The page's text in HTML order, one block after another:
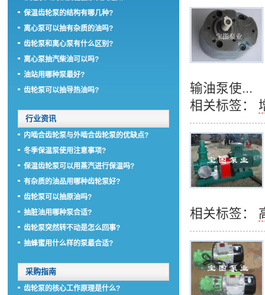
输油泵使...
相关标签：
相关标签：
保温齿轮泵的结构有哪几种?
离心泵可以抽有杂质的油吗?
齿轮泵和离心泵有什么区别?
离心泵抽汽柴油可以吗?
油站用哪种泵最好?
齿轮泵可以抽导热油吗?
行业资讯
内啮合齿轮泵与外啮合齿轮泵的优缺点?
冬季保温泵使用注意事项?
保温齿轮泵可以用蒸汽进行保温吗?
有杂质的油品用哪种齿轮泵好?
齿轮泵可以抽原油吗?
抽脏油用哪种泵合适?
齿轮泵突然转不动是怎么回事?
抽蜂蜜用什么样的泵最合适?
采购指南
齿轮泵的核心工作原理是什么?